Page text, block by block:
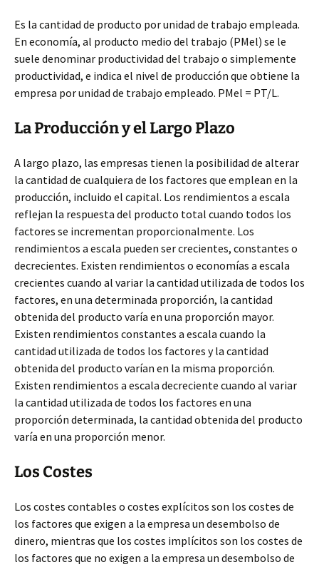
Es la cantidad de producto por unidad de trabajo empleada.
En economía, al producto medio del trabajo (PMel) se le
suele denominar productividad del trabajo o simplemente
productividad, e indica el nivel de producción que obtiene la
empresa por unidad de trabajo empleado. PMel = PT/L.
La Producción y el Largo Plazo
A largo plazo, las empresas tienen la posibilidad de alterar
la cantidad de cualquiera de los factores que emplean en la
producción, incluido el capital. Los rendimientos a escala
reflejan la respuesta del producto total cuando todos los
factores se incrementan proporcionalmente. Los
rendimientos a escala pueden ser crecientes, constantes o
decrecientes. Existen rendimientos o economías a escala
crecientes cuando al variar la cantidad utilizada de todos los
factores, en una determinada proporción, la cantidad
obtenida del producto varía en una proporción mayor.
Existen rendimientos constantes a escala cuando la
cantidad utilizada de todos los factores y la cantidad
obtenida del producto varían en la misma proporción.
Existen rendimientos a escala decreciente cuando al variar
la cantidad utilizada de todos los factores en una
proporción determinada, la cantidad obtenida del producto
varía en una proporción menor.
Los Costes
Los costes contables o costes explícitos son los costes de
los factores que exigen a la empresa un desembolso de
dinero, mientras que los costes implícitos son los costes de
los factores que no exigen a la empresa un desembolso de